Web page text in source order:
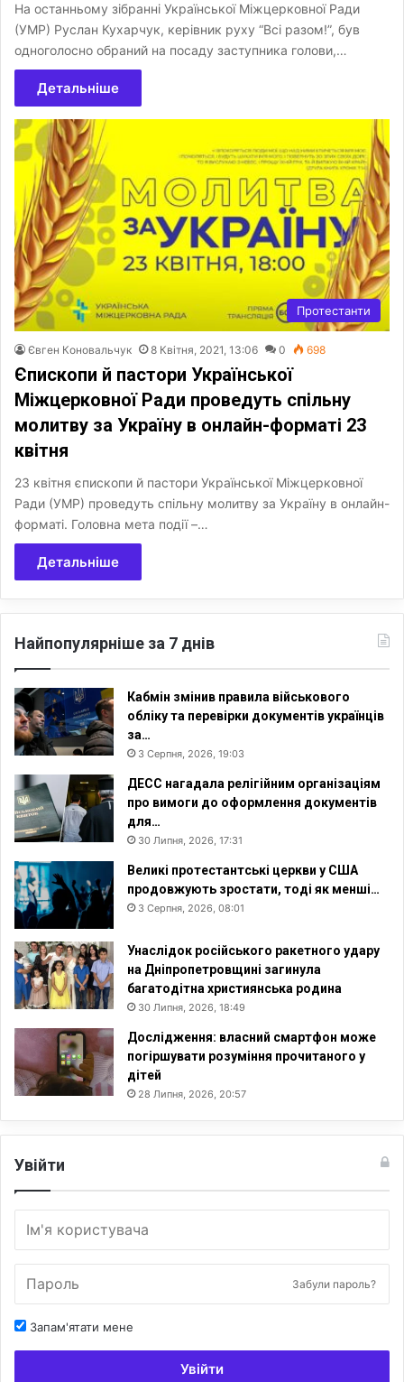
На останньому зібранні Української Міжцерковної Ради
(УМР) Руслан Кухарчук, керівник руху “Всі разом!”, був
одноголосно обраний на посаду заступника голови,…
Детальніше
Протестанти
Євген Коновальчук 8 Квітня, 2021, 13:06 0 698
Єпископи й пастори Української
Міжцерковної Ради проведуть спільну
молитву за Україну в онлайн-форматі 23
квітня
23 квітня єпископи й пастори Української Міжцерковної
Ради (УМР) проведуть спільну молитву за Україну в онлайн-
форматі. Головна мета події –…
Детальніше
Найпопулярніше за 7 днів
Кабмін змінив правила військового
обліку та перевірки документів українців
за…
3 Серпня, 2026, 19:03
ДЕСС нагадала релігійним організаціям
про вимоги до оформлення документів
для…
30 Липня, 2026, 17:31
Великі протестантські церкви у США
продовжують зростати, тоді як менші…
3 Серпня, 2026, 08:01
Унаслідок російського ракетного удару
на Дніпропетровщині загинула
багатодітна християнська родина
30 Липня, 2026, 18:49
Дослідження: власний смартфон може
погіршувати розуміння прочитаного у
дітей
28 Липня, 2026, 20:57
Увійти
Забули пароль?
Запам'ятати мене
Увійти